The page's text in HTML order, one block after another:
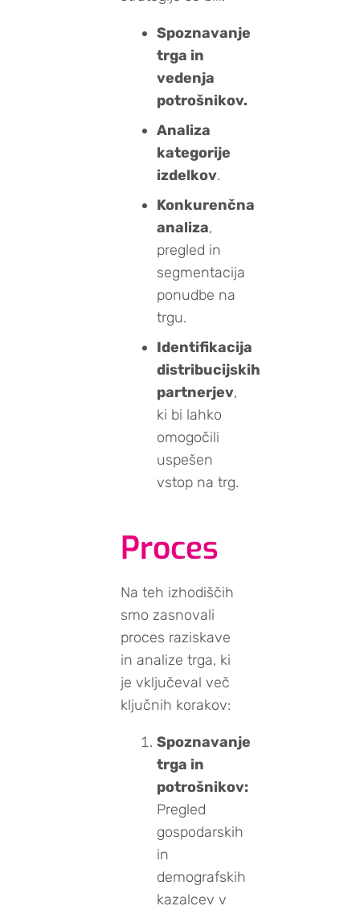
Spoznavanje
trga in
vedenja
potrošnikov.
Analiza
kategorije
izdelkov.
Konkurenčna
analiza,
pregled in
segmentacija
ponudbe na
trgu.
Identifikacija
distribucijskih
partnerjev,
ki bi lahko
omogočili
uspešen
vstop na trg.
Proces
Na teh izhodiščih
smo zasnovali
proces raziskave
in analize trga, ki
je vključeval več
ključnih korakov:
Spoznavanje
trga in
potrošnikov:
Pregled
gospodarskih
in
demografskih
kazalcev v